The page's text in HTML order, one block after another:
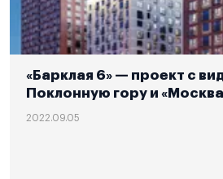
«Барклая 6» — проект с
Поклонную гору и
2022.09.05